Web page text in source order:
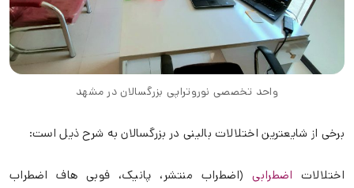
واحد تخصصی نوروتراپی بزرگسالان در مشهد
برخی از شایعترین اختلالات بالینی در بزرگسالان به شرح ذیل است:
اختلالات اضطرابی(اضطراب منتشر، پانیک، فوبی هاف اضطراب